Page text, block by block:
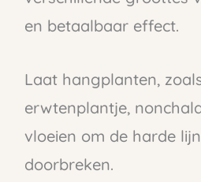
en betaalbaar effect.
Laat hangplanten,
erwtenplantje,
vloeien om de harde
doorbreken.